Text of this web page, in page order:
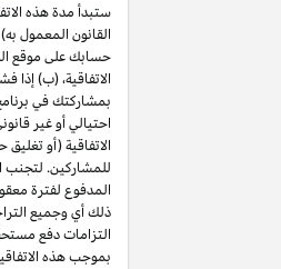
ستبدأ مدة هذه
حسابك على موقع
بمشاركتك في
احتيالي أو غير
الاتفاقية (أو
المدفوع لفترة
التزامات دفع
بموجب هذه